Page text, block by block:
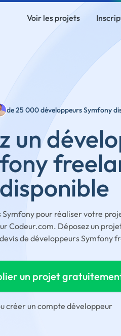
Voir les projets
de 25 000 développeurs Symfony
un
disponible
Symfony pour réaliser votre
Codeur.com. Déposez un
de développeurs Symfony
un projet
créer un compte développeur